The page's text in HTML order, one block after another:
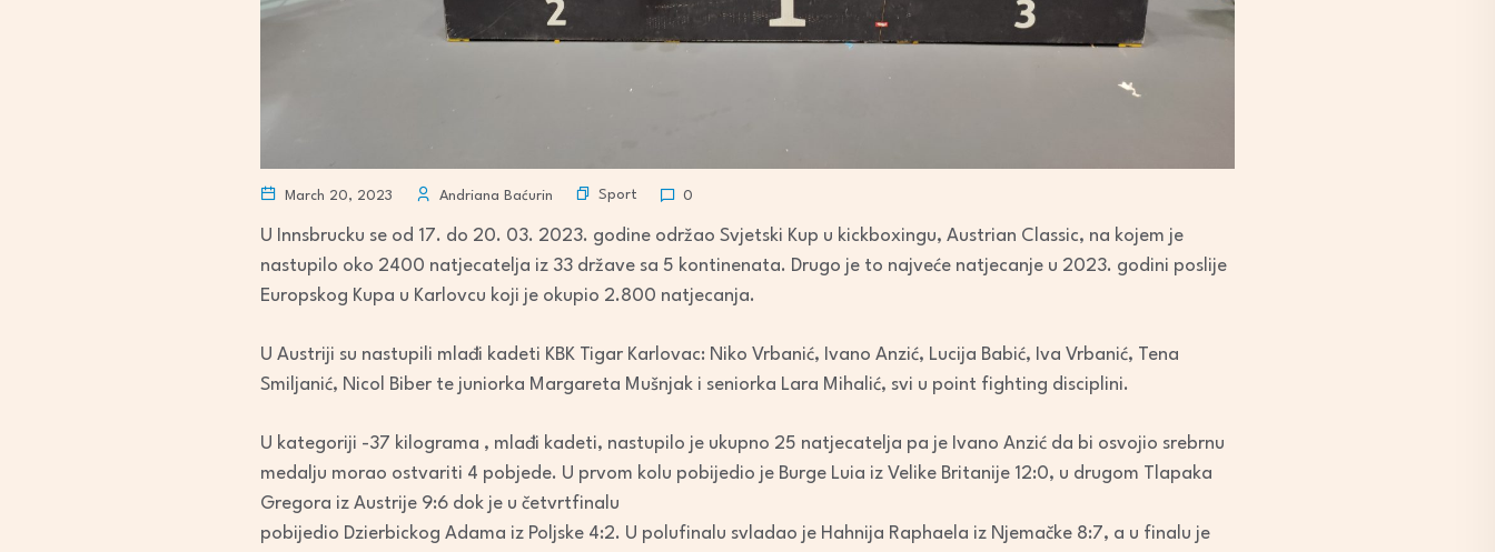
March 20, 2023 Andriana Baćurin Sport 0
U Innsbrucku se od 17. do 20. 03. 2023. godine održao Svjetski Kup u kickboxingu, Austrian Classic, na kojem je
nastupilo oko 2400 natjecatelja iz 33 države sa 5 kontinenata. Drugo je to najveće natjecanje u 2023. godini poslije
Europskog Kupa u Karlovcu koji je okupio 2.800 natjecanja.
U Austriji su nastupili mlađi kadeti KBK Tigar Karlovac: Niko Vrbanić, Ivano Anzić, Lucija Babić, Iva Vrbanić, Tena
Smiljanić, Nicol Biber te juniorka Margareta Mušnjak i seniorka Lara Mihalić, svi u point fighting disciplini.
U kategoriji -37 kilograma , mlađi kadeti, nastupilo je ukupno 25 natjecatelja pa je Ivano Anzić da bi osvojio srebrnu
medalju morao ostvariti 4 pobjede. U prvom kolu pobijedio je Burge Luia iz Velike Britanije 12:0, u drugom Tlapaka
Gregora iz Austrije 9:6 dok je u četvrtfinalu
pobijedio Dzierbickog Adama iz Poljske 4:2. U polufinalu svladao je Hahnija Raphaela iz Njemačke 8:7, a u finalu je